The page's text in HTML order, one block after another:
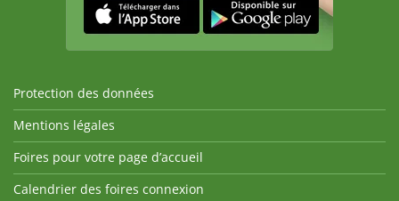
Protection des données
Mentions légales
Foires pour votre page d’accueil
Calendrier des foires connexion